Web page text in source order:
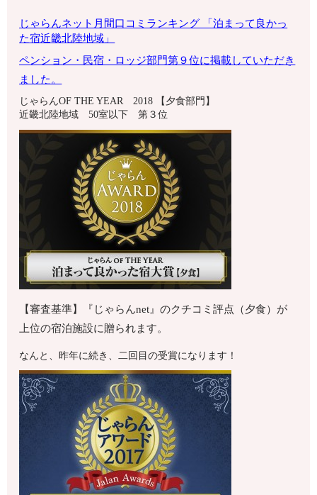
じゃらんネット月間口コミランキング 「泊まって良かっ
た宿近畿北陸地域」
ペンション・ 民宿・ロッジ部門第９位に掲載していただき
ました。
じゃらんOF THE YEAR 2018 【夕食部門】
近畿北陸地域 50室以下 第３位
【審査基準】『じゃらんnet』のクチコミ評点（夕食）が
上位の宿泊施設に贈られます。
なんと、昨年に続き、二回目の受賞になります！